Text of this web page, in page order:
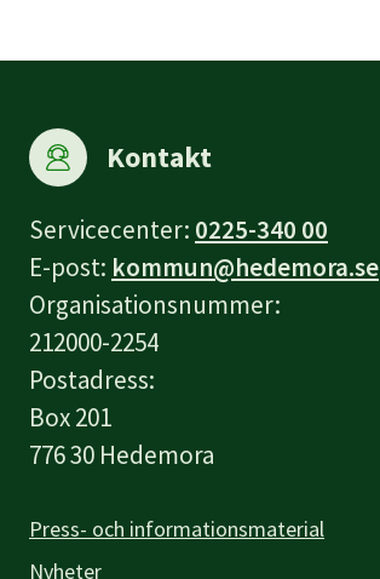
Kontakt
Servicecenter: 0225-340 00
E-post: kommun@hedemora.se
Organisationsnummer:
212000-2254
Postadress:
Box 201
776 30 Hedemora
Press- och informationsmaterial
Nyheter